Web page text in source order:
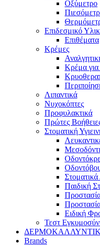
Οξύμετρο
Επιδεσμικό
Επιθέματα
Κρέμες
Κρέμα
Λιπαντικά
Νυχοκόπτες
Προφυλακτικά
Πρώτες
Στοματική
Παιδική
Ειδική
Τεστ
Brands